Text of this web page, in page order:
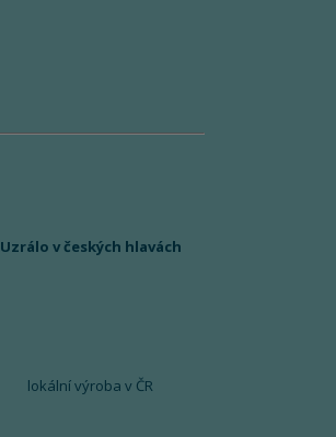
Uzrálo v českých hlavách
lokální výroba v ČR